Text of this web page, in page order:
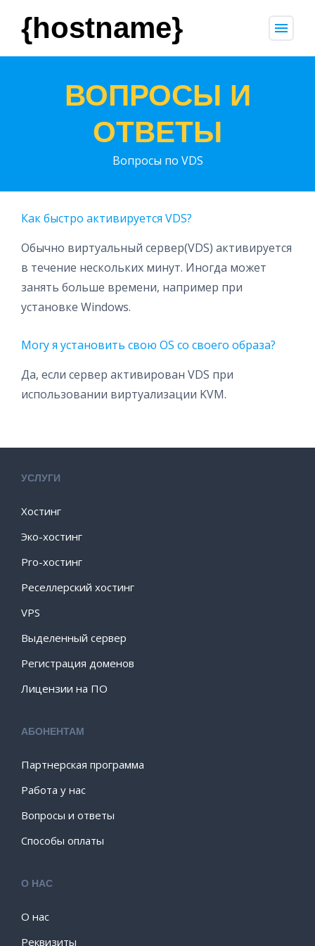
{hostname} menu
ВОПРОСЫ И
ОТВЕТЫ
Вопросы по VDS
Как быстро активируется VDS?
Обычно виртуальный сервер(VDS) активируется
в течение нескольких минут. Иногда может
занять больше времени, например при
установке Windows.
Могу я установить свою OS со своего образа?
Да, если сервер активирован VDS при
использовании виртуализации KVM.
УСЛУГИ
Хостинг
Эко-хостинг
Pro-хостинг
Реселлерский хостинг
VPS
Выделенный сервер
Регистрация доменов
Лицензии на ПО
АБОНЕНТАМ
Партнерская программа
Работа у нас
Вопросы и ответы
Способы оплаты
О НАС
О нас
Реквизиты